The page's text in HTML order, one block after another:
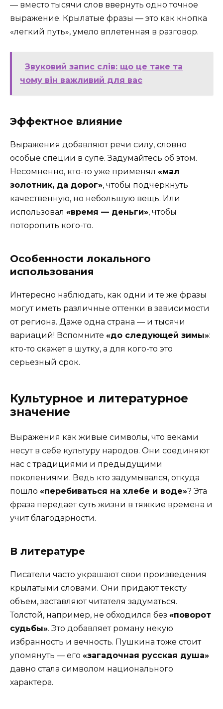
— вместо тысячи слов ввернуть одно точное
выражение. Крылатые фразы — это как кнопка
«легкий путь», умело вплетенная в разговор.
Звуковий запис слів: що це таке та
чому він важливий для вас
Эффектное влияние
Выражения добавляют речи силу, словно
особые специи в супе. Задумайтесь об этом.
Несомненно, кто-то уже применял «мал
золотник, да дорог», чтобы подчеркнуть
качественную, но небольшую вещь. Или
использовал «время — деньги», чтобы
поторопить кого-то.
Особенности локального
использования
Интересно наблюдать, как одни и те же фразы
могут иметь различные оттенки в зависимости
от региона. Даже одна страна — и тысячи
вариаций! Вспомните «до следующей зимы»:
кто-то скажет в шутку, а для кого-то это
серьезный срок.
Культурное и литературное
значение
Выражения как живые символы, что веками
несут в себе культуру народов. Они соединяют
нас с традициями и предыдущими
поколениями. Ведь кто задумывался, откуда
пошло «перебиваться на хлебе и воде»? Эта
фраза передает суть жизни в тяжкие времена и
учит благодарности.
В литературе
Писатели часто украшают свои произведения
крылатыми словами. Они придают тексту
объем, заставляют читателя задуматься.
Толстой, например, не обходился без «поворот
судьбы». Это добавляет роману некую
избранность и вечность. Пушкина тоже стоит
упомянуть — его «загадочная русская душа»
давно стала символом национального
характера.